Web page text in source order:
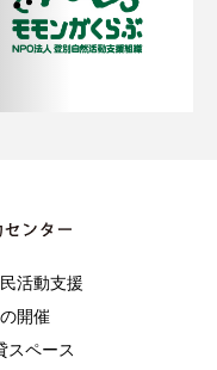
活動支援
開催
スペース